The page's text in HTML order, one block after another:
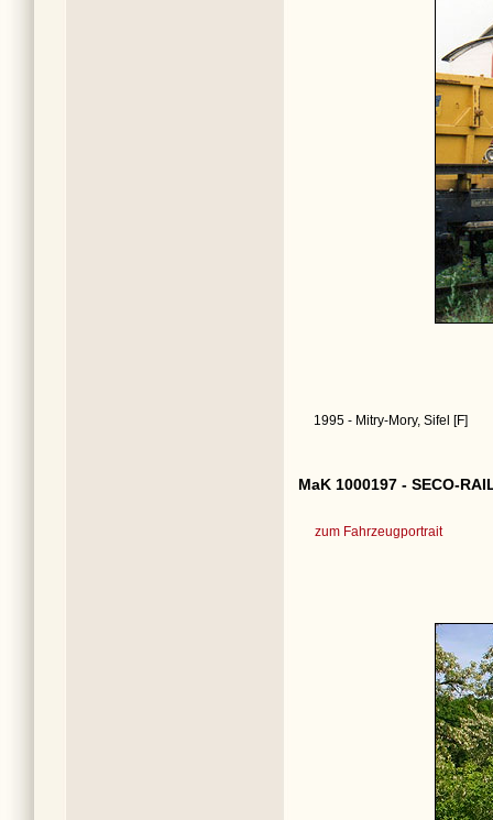
1995 - Mitry-Mory, Sifel [F]
MaK 1000197 - SECO-
zum Fahrzeugportrait